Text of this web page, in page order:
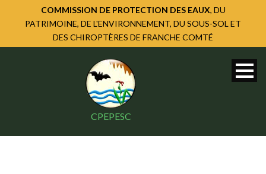
COMMISSION DE PROTECTION DES EAUX, DU
PATRIMOINE, DE L'ENVIRONNEMENT, DU SOUS-SOL ET
DES CHIROPTÈRES DE FRANCHE COMTÉ
CPEPESC